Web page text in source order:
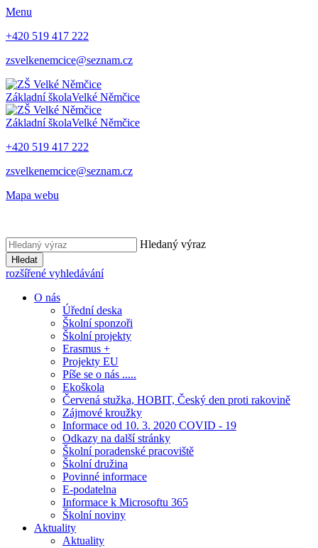
Menu
+420 519 417 222
zsvelkenemcice@seznam.cz
Základní školaVelké Němčice
Základní školaVelké Němčice
+420 519 417 222
zsvelkenemcice@seznam.cz
Mapa webu
Hledaný výraz
Hledat
rozšířené vyhledávání
O nás
Úřední deska
Školní sponzoři
Školní projekty
Erasmus +
Projekty EU
Píše se o nás .....
Ekoškola
Červená stužka, HOBIT, Český den proti rakovině
Zájmové kroužky
Informace od 10. 3. 2020 COVID - 19
Odkazy na další stránky
Školní poradenské pracoviště
Školní družina
Povinné informace
E-podatelna
Informace k Microsoftu 365
Školní noviny
Aktuality
Aktuality